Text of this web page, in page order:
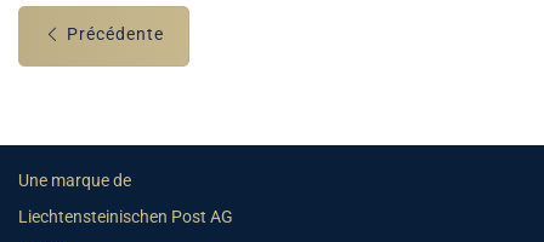
Précédente
Une marque de
Liechtensteinischen Post AG